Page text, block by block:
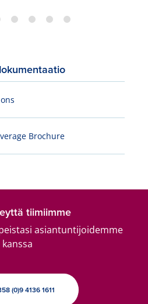
Brochure
tiimiimme
asiantuntijoidemme
kanssa
(0)9 4136 1611